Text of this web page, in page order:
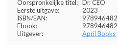
Oorspronkelijke titel: Dr. CEO
Eerste uitgave:
2023
ISBN/EAN:
Ebook:
Uitgever:
April Books